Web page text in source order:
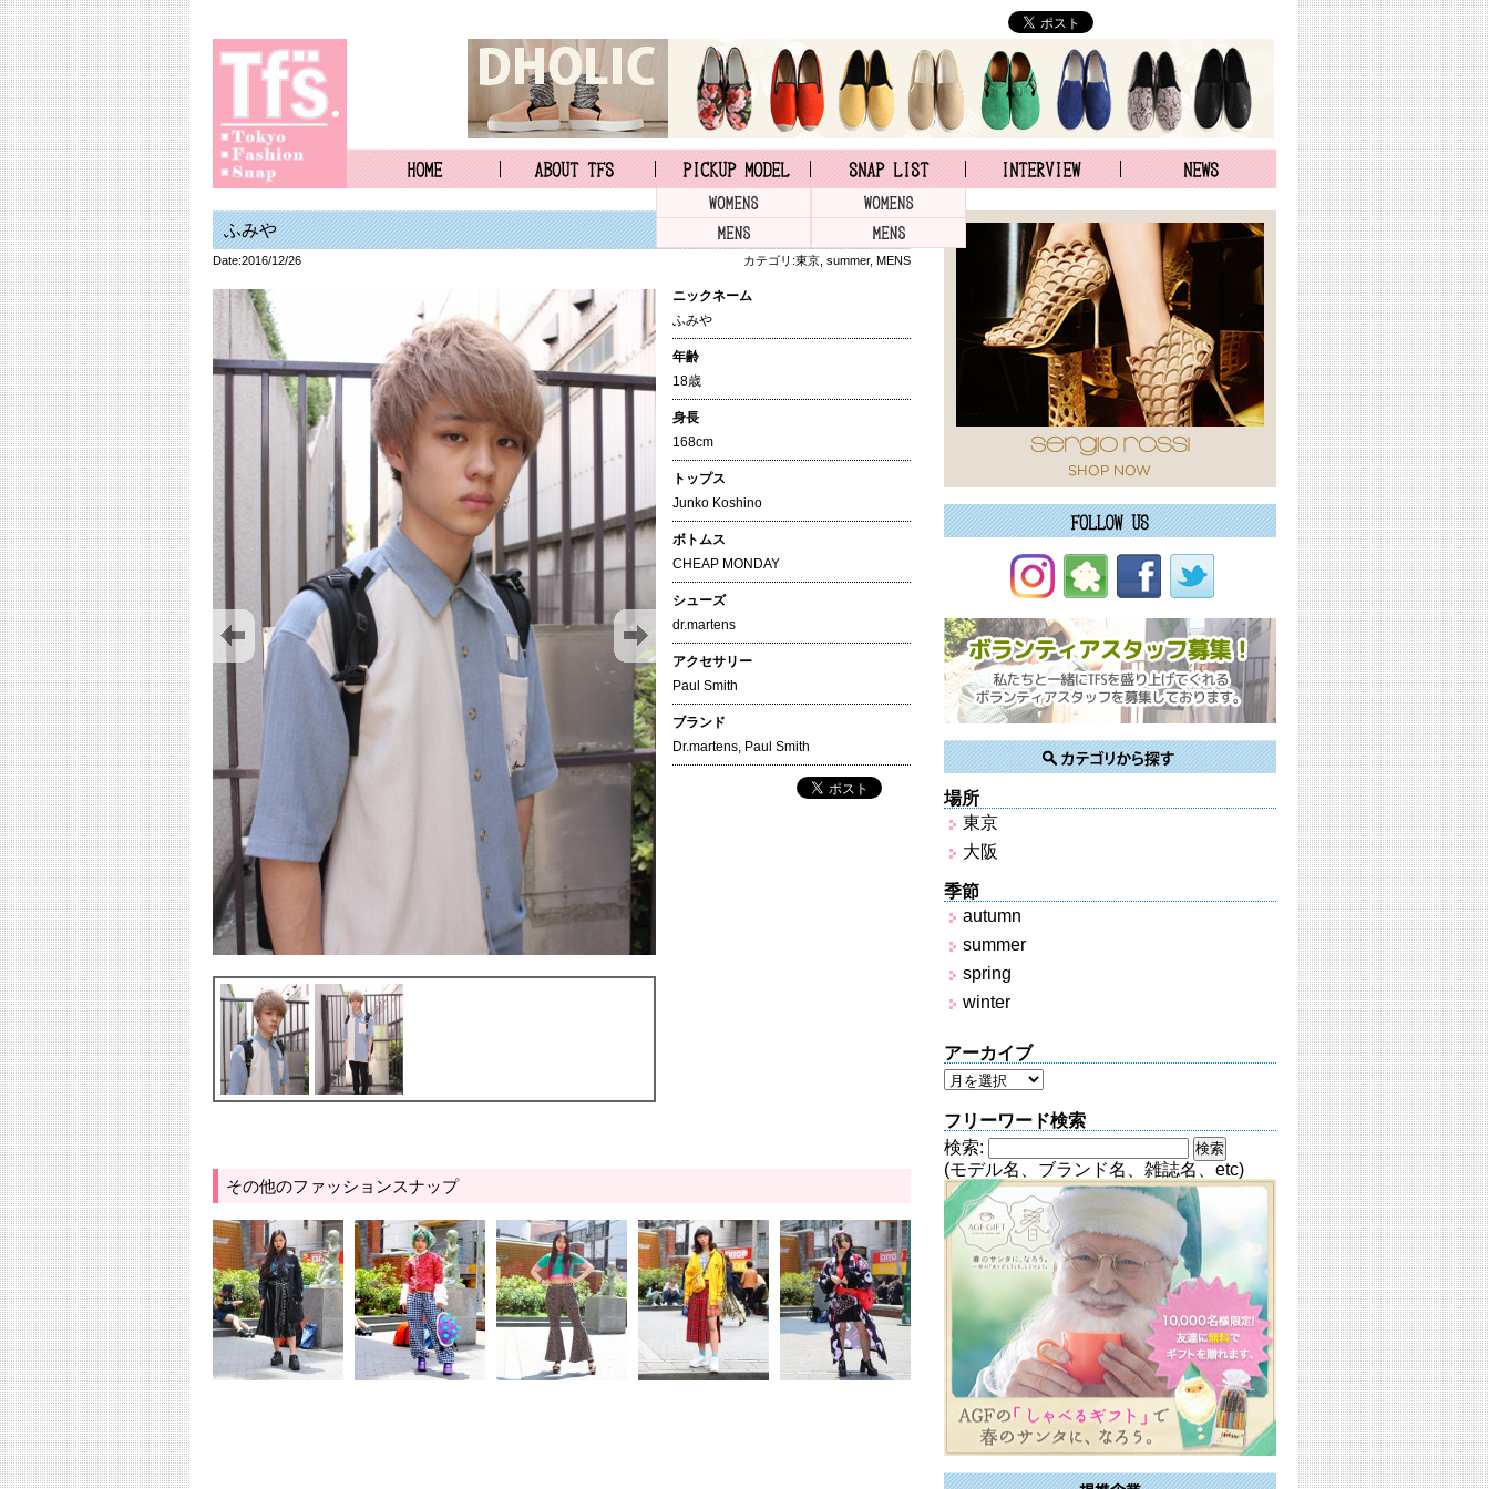
ふみや
Date:2016/12/26 カテゴリ:東京 summer, MENS
ニックネーム
ふみや
年齢
18歳
身長
168cm
トップス
Junko Koshino
ボトムス
CHEAP MONDAY
シューズ
dr.martens
アクセサリー
Paul Smith
ブランド
Dr.martens, Paul Smith
その他のファッションスナップ
場所
東京
大阪
季節
autumn
summer
spring
winter
アーカイブ
フリーワード検索
検索:
(モデル名、ブランド名、雑誌名、etc)